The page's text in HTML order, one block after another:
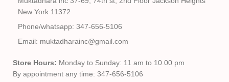
New York 11372
Phone/whatsapp: 347-656-5106
Email: muktadharainc@gmail.com
Store Hours: Monday to Sunday: 11 am to 10.00 pm
By appointment any time: 347-656-5106